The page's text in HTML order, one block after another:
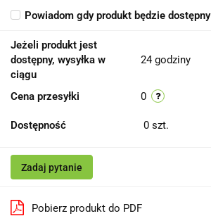
Powiadom gdy produkt będzie dostępny
Jeżeli produkt jest
dostępny, wysyłka w
ciągu
24 godziny
Cena przesyłki 0
Dostępność 0 szt.
Zadaj pytanie
Pobierz produkt do PDF